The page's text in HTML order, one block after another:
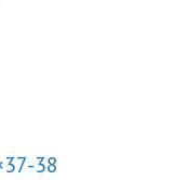
38